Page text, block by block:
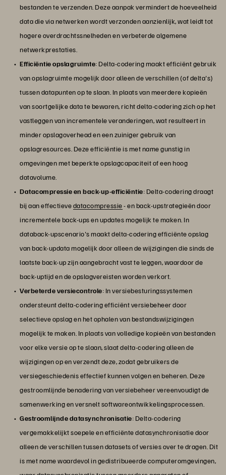
bestanden te verzenden. Deze aanpak vermindert de hoeveelheid
data die via netwerken wordt verzonden aanzienlijk, wat leidt tot
hogere overdrachtssnelheden en verbeterde algemene
netwerkprestaties.
Efficiëntie opslagruimte: Delta-codering maakt efficiënt gebruik
van opslagruimte mogelijk door alleen de verschillen (of delta's)
tussen datapunten op te slaan. In plaats van meerdere kopieën
van soortgelijke data te bewaren, richt delta-codering zich op het
vastleggen van incrementele veranderingen, wat resulteert in
minder opslagoverhead en een zuiniger gebruik van
opslagresources. Deze efficiëntie is met name gunstig in
omgevingen met beperkte opslagcapaciteit of een hoog
datavolume.
Datacompressie en back-up-efficiëntie: Delta-codering draagt
bij aan effectievedatacompressie- en back-upstrategieën door
incrementele back-ups en updates mogelijk te maken. In
databack-upscenario's maakt delta-codering efficiënte opslag
van back-updata mogelijk door alleen de wijzigingen die sinds de
laatste back-up zijn aangebracht vast te leggen, waardoor de
back-uptijd en de opslagvereisten worden verkort.
Verbeterde versiecontrole: In versiebesturingssystemen
ondersteunt delta-codering efficiënt versiebeheer door
selectieve opslag en het ophalen van bestandswijzigingen
mogelijk te maken. In plaats van volledige kopieën van bestanden
voor elke versie op te slaan, slaat delta-codering alleen de
wijzigingen op en verzendt deze, zodat gebruikers de
versiegeschiedenis effectief kunnen volgen en beheren. Deze
gestroomlijnde benadering van versiebeheer vereenvoudigt de
samenwerking en versnelt softwareontwikkelingsprocessen.
Gestroomlijnde datasynchronisatie: Delta-codering
vergemakkelijkt soepele en efficiënte datasynchronisatie door
alleen de verschillen tussen datasets of versies over te dragen. Dit
is met name waardevol in gedistribueerde computeromgevingen,